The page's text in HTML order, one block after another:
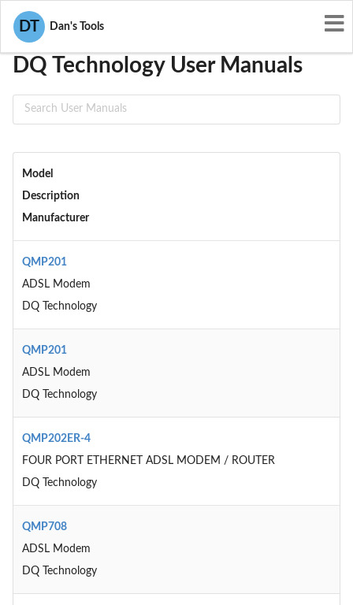
DT Dan's Tools
User Manuals
DQ Technology User Manuals
Model
Description
Manufacturer
QMP201
ADSL Modem
DQ Technology
QMP201
ADSL Modem
DQ Technology
QMP202ER-4
FOUR PORT ETHERNET ADSL MODEM / ROUTER
DQ Technology
QMP708
ADSL Modem
DQ Technology